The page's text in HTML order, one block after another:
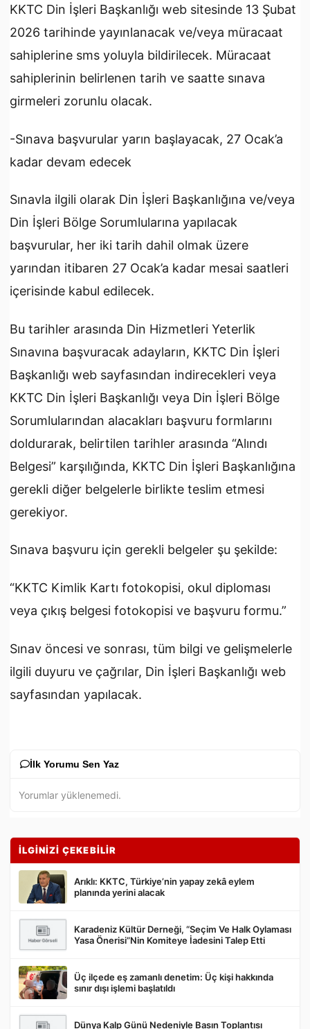
KKTC Din İşleri Başkanlığı web sitesinde 13 Şubat
2026 tarihinde yayınlanacak ve/veya müracaat
sahiplerine sms yoluyla bildirilecek. Müracaat
sahiplerinin belirlenen tarih ve saatte sınava
girmeleri zorunlu olacak.
-Sınava başvurular yarın başlayacak, 27 Ocak’a
kadar devam edecek
Sınavla ilgili olarak Din İşleri Başkanlığına ve/veya
Din İşleri Bölge Sorumlularına yapılacak
başvurular, her iki tarih dahil olmak üzere
yarından itibaren 27 Ocak’a kadar mesai saatleri
içerisinde kabul edilecek.
Bu tarihler arasında Din Hizmetleri Yeterlik
Sınavına başvuracak adayların, KKTC Din İşleri
Başkanlığı web sayfasından indirecekleri veya
KKTC Din İşleri Başkanlığı veya Din İşleri Bölge
Sorumlularından alacakları başvuru formlarını
doldurarak, belirtilen tarihler arasında “Alındı
Belgesi” karşılığında, KKTC Din İşleri Başkanlığına
gerekli diğer belgelerle birlikte teslim etmesi
gerekiyor.
Sınava başvuru için gerekli belgeler şu şekilde:
“KKTC Kimlik Kartı fotokopisi, okul diploması
veya çıkış belgesi fotokopisi ve başvuru formu.”
Sınav öncesi ve sonrası, tüm bilgi ve gelişmelerle
ilgili duyuru ve çağrılar, Din İşleri Başkanlığı web
sayfasından yapılacak.
İlk Yorumu Sen Yaz
Gönder
Yorumlar yüklenemedi.
İLGİNİZİ ÇEKEBİLİR
Arıklı: KKTC, Türkiye’nin yapay zekâ eylem
planında yerini alacak
Karadeniz Kültür Derneği, “Seçim Ve Halk Oylaması
Yasa Önerisi”Nin Komiteye İadesini Talep Etti
Üç ilçede eş zamanlı denetim: Üç kişi hakkında
sınır dışı işlemi başlatıldı
Dünya Kalp Günü Nedeniyle Basın Toplantısı